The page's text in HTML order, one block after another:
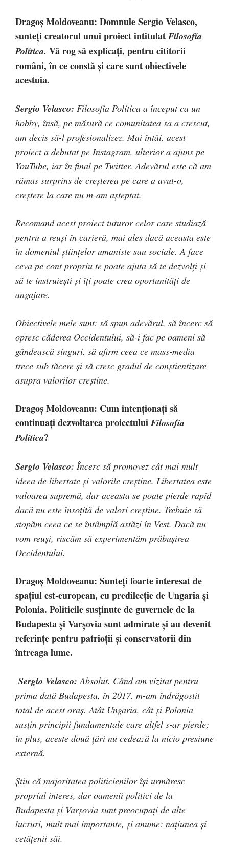
Dragoș Moldoveanu: Domnule Sergio Velasco,
sunteți creatorul unui proiect intitulatFilosofía
Política. Vă rog să explicați, pentru cititorii
români, în ce constă și care sunt obiectivele
acestuia.
Sergio Velasco: Filosofía Política a început ca un
hobby, însă, pe măsură ce comunitatea sa a crescut,
am decis să-l profesionalizez. Mai întâi, acest
proiect a debutat pe Instagram, ulterior a ajuns pe
YouTube, iar în final pe Twitter. Adevărul este că am
rămas surprins de creșterea pe care a avut-o,
creștere la care nu m-am așteptat.
Recomand acest proiect tuturor celor care studiază
pentru a reuși în carieră, mai ales dacă aceasta este
în domeniul științelor umaniste sau sociale. A face
ceva pe cont propriu te poate ajuta să te dezvolți și
să te instruiești și îți poate crea oportunități de
angajare.
Obiectivele mele sunt: să spun adevărul, să încerc să
opresc căderea Occidentului, să-i fac pe oameni să
gândească singuri, să afirm ceea ce mass-media
trece sub tăcere și să cresc gradul de conștientizare
asupra valorilor creștine.
Dragoș Moldoveanu: Cum intenționați să
continuați dezvoltarea proiectuluiFilosofía
Política?
Sergio Velasco: Încerc să promovez cât mai mult
ideea de libertate și valorile creștine. Libertatea este
valoarea supremă, dar aceasta se poate pierde rapid
dacă nu este însoțită de valori creștine. Trebuie să
stopăm ceea ce se întâmplă astăzi în Vest. Dacă nu
vom reuși, riscăm să experimentăm prăbușirea
Occidentului.
Dragoș Moldoveanu: Sunteți foarte interesat de
spațiul est-european, cu predilecție de Ungaria și
Polonia. Politicile susținute de guvernele de la
Budapesta și Varșovia sunt admirate și au devenit
referințe pentru patrioții și conservatorii din
întreaga lume.
Sergio Velasco: Absolut. Când am vizitat pentru
prima dată Budapesta, în 2017, m-am îndrăgostit
total de acest oraș. Atât Ungaria, cât și Polonia
susțin principii fundamentale care altfel s-ar pierde;
în plus, aceste două țări nu cedează la nicio presiune
externă.
Știu că majoritatea politicienilor își urmăresc
propriul interes, dar oamenii politici de la
Budapesta și Varșovia sunt preocupați de alte
lucruri, mult mai importante, și anume: națiunea și
cetățenii săi.